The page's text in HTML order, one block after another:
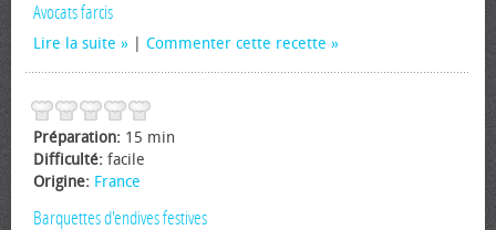
Avocats farcis
Lire la suite Commenter cette recette
Préparation: 15 min
Difficulté: facile
Origine: France
Barquettes d'endives festives